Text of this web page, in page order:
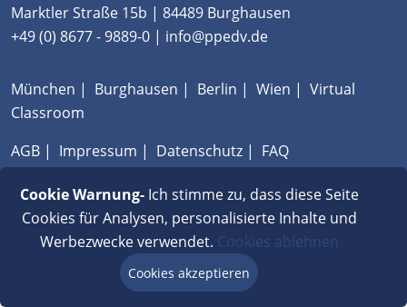
Marktler Straße 15b | 84489 Burghausen
+49 (0) 8677 - 9889-0 | info@ppedv.de
München | Burghausen | Berlin | Wien | Virtual
Classroom
AGB | Impressum | Datenschutz | FAQ
Cookie Warnung-Ich stimme zu, dass diese Seite
Cookies für Analysen, personalisierte Inhalte und
Werbezwecke verwendet. Cookies ablehnen
Cookies akzeptieren